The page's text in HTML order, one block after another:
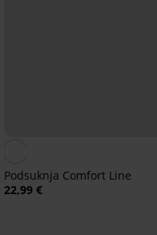
Podsuknja Comfort Line
22,99 €